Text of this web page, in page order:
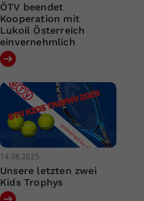
ÖTV beendet
Kooperation mit
Lukoil Österreich
einvernehmlich
14.08.2025
Unsere letzten zwei
Kids Trophys